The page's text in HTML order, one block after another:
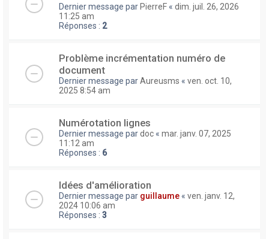
Dernier message parPierreF « dim. juil. 26, 2026
11:25 am
Réponses : 2
Problème incrémentation numéro de
document
Dernier message parAureusms « ven. oct. 10,
2025 8:54 am
Numérotation lignes
Dernier message pardoc « mar. janv. 07, 2025
11:12 am
Réponses : 6
Idées d'amélioration
Dernier message par guillaume « ven. janv. 12,
2024 10:06 am
Réponses : 3